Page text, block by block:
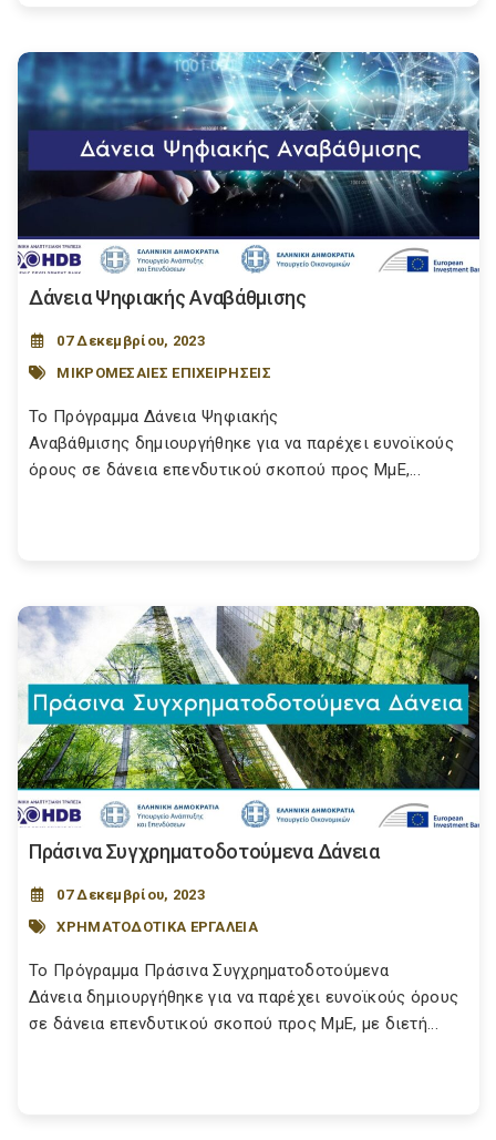
Δάνεια Ψηφιακής Αναβάθμισης
07 Δεκεμβρίου, 2023
ΜΙΚΡΟΜΕΣΑΙΕΣ ΕΠΙΧΕΙΡΗΣΕΙΣ
Το Πρόγραμμα Δάνεια Ψηφιακής
Αναβάθμισης δημιουργήθηκε για να παρέχει ευνοϊκούς
όρους σε δάνεια επενδυτικού σκοπού προς ΜμΕ,...
Πράσινα Συγχρηματοδοτούμενα Δάνεια
07 Δεκεμβρίου, 2023
ΧΡΗΜΑΤΟΔΟΤΙΚΑ ΕΡΓΑΛΕΙΑ
Το Πρόγραμμα Πράσινα Συγχρηματοδοτούμενα
Δάνεια δημιουργήθηκε για να παρέχει ευνοϊκούς όρους
σε δάνεια επενδυτικού σκοπού προς ΜμΕ, με διετή...